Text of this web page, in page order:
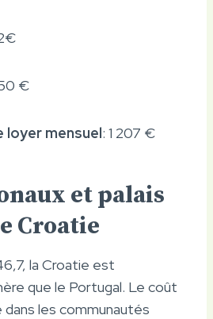
€
loyer mensuel: 1 207 €
et palais
Croatie
la Croatie est
que le Portugal. Le coût
les communautés